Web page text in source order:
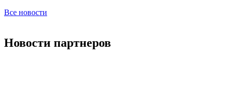
Все новости
Новости партнеров